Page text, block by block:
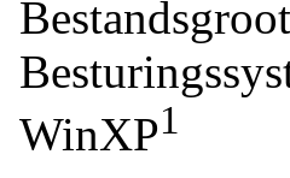
WinXP1